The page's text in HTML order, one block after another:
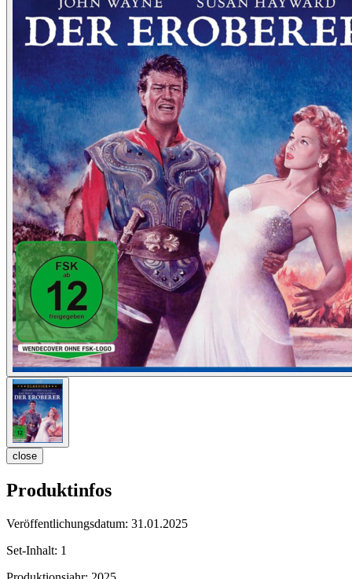
close
Produktinfos
Veröffentlichungsdatum: 31.01.2025
Set-Inhalt: 1